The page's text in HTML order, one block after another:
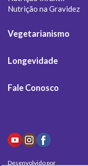
Nutrição na Gravidez
Vegetarianismo
Longevidade
Fale Conosco
Desenvolvido por